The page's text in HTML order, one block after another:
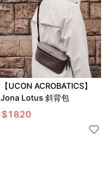
【UCON ACROBATICS】
Jona Lotus 斜背包
$1820